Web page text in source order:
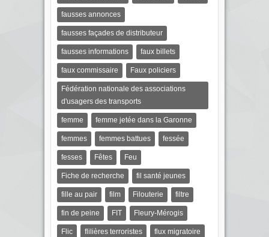
fausses annonces
fausses façades de distributeur
fausses informations faux billets
faux commissaire Faux policiers
Fédération nationale des associations
d'usagers des transports
femme femme jetée dans la Garonne
femmes femmes battues fessée
fesses Fêtes Feu
Fiche de recherche fil santé jeunes
fille au pair film Filouterie filtre
fin de peine FIT Fleury-Mérogis
Flic flilières terroristes flux migratoire